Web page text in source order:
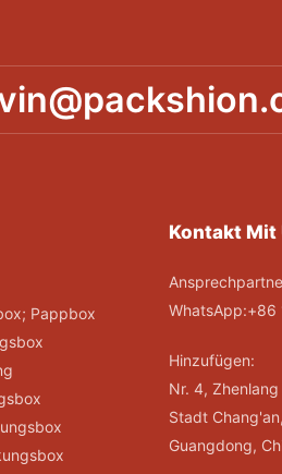
Pappbox
Kontakt Mit
WhatsApp:+86
Hinzufügen:
Nr. 4,
Stadt
Guangdong,